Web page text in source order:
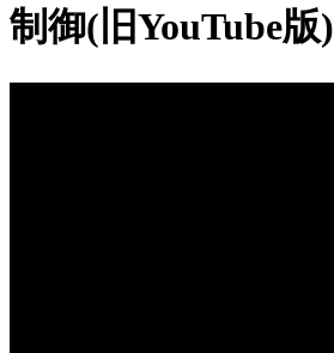
制御(旧YouTube版)